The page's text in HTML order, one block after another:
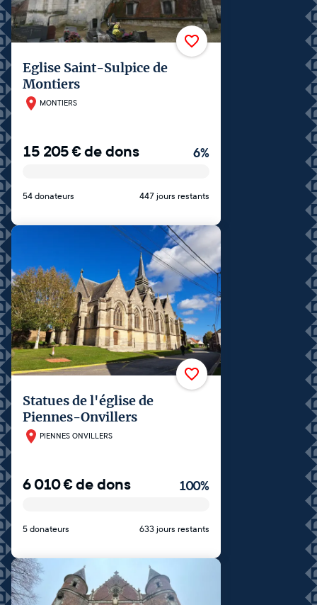
Eglise Saint-Sulpice de
Montiers
MONTIERS
15 205€de dons 6%
54 donateurs 447 jours restants
Statues de l'église de
Piennes-Onvillers
PIENNES ONVILLERS
6 010€de dons 100%
5 donateurs 633 jours restants